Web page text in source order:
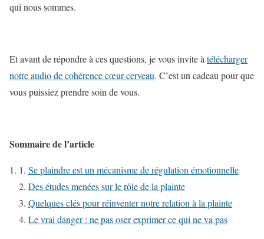
qui nous sommes.
Et avant de répondre à ces questions, je vous invite à télécharger
notre audio de cohérence cœur-cerveau. C’est un cadeau pour que
vous puissiez prendre soin de vous.
Sommaire de l’article
Se plaindre est un mécanisme de régulation émotionnelle
Des études menées sur le rôle de la plainte
Quelques clés pour réinventer notre relation à la plainte
Le vrai danger : ne pas oser exprimer ce qui ne va pas